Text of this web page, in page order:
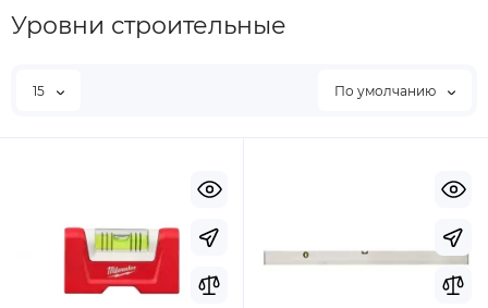
Уровни строительные
15 По умолчанию